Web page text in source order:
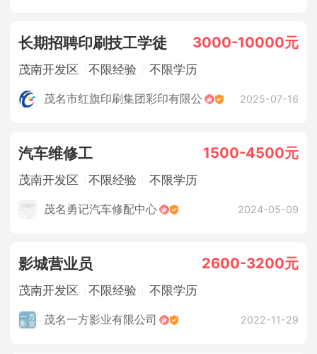
长期招聘印刷技工学徒 3000-10000元
茂南开发区 不限经验 不限学历
茂名市红旗印刷集团彩印有限公 2025-07-16
汽车维修工 1500-4500元
茂南开发区 不限经验 不限学历
茂名勇记汽车修配中心 2024-05-09
影城营业员 2600-3200元
茂南开发区 不限经验 不限学历
茂名一方影业有限公司 2022-11-29